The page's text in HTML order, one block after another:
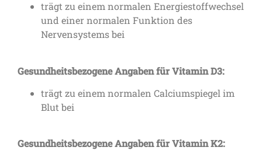
trägt zu einem normalen Energiestoffwechsel
und einer normalen Funktion des
Nervensystems bei
Gesundheitsbezogene Angaben für Vitamin D3:
trägt zu einem normalen Calciumspiegel im
Blut bei
Gesundheitsbezogene Angaben für Vitamin K2: